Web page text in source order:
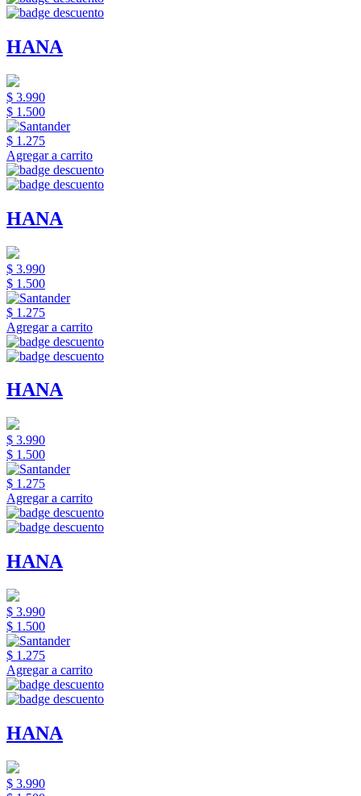
HANA
$ 3.990
$ 1.500
$ 1.275
Agregar a carrito
HANA
$ 3.990
$ 1.500
$ 1.275
Agregar a carrito
HANA
$ 3.990
$ 1.500
$ 1.275
Agregar a carrito
HANA
$ 3.990
$ 1.500
$ 1.275
Agregar a carrito
HANA
$ 3.990